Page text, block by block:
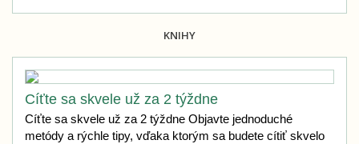
KNIHY
Cíťte sa skvele už za 2 týždne
Cíťte sa skvele už za 2 týždne Objavte jednoduché
metódy a rýchle tipy, vďaka ktorým sa budete cítiť skvelo